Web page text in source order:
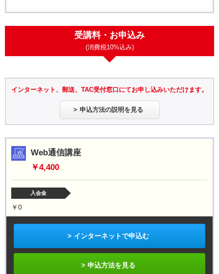
受講料・お申込み
(消費税10%込み)
インターネット、郵送、TAC受付窓口にてお申し込みいただけます。
申込方法の説明を見る
Web通信講座
￥4,400
入会金
￥0
インターネットで申込む
申込方法を見る